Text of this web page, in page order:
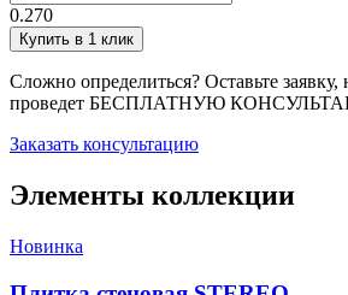
0.270
Купить в 1 клик
Сложно определиться? Оставьте
проведет БЕСПЛАТНУЮ
Заказать консультацию
Элементы коллекции
Новинка